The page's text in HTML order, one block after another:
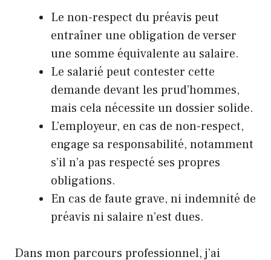
Le non-respect du préavis peut
entraîner une obligation de verser
une somme équivalente au salaire.
Le salarié peut contester cette
demande devant les prud’hommes,
mais cela nécessite un dossier solide.
L’employeur, en cas de non-respect,
engage sa responsabilité, notamment
s’il n’a pas respecté ses propres
obligations.
En cas de faute grave, ni indemnité de
préavis ni salaire n’est dues.
Dans mon parcours professionnel, j’ai